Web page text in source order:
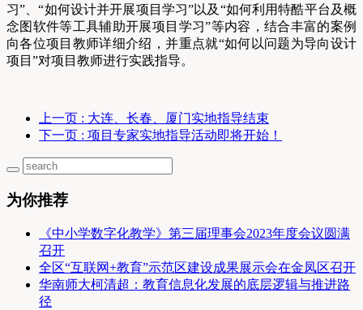
习”、“如何设计并开展项目学习”以及“如何利用特酷平台及概
念图软件等工具辅助开展项目学习”等内容，结合丰富的案例
向各位项目教师详细介绍，并重点就“如何以问题为导向设计
项目”对项目教师进行实践指导。
上一页 : 大连、长春、厦门实地指导结束
下一页 : 项目专家实地指导活动即将开始！
为你推荐
《中小学数字化教学》第三届理事会2023年度会议圆满
召开
全区“互联网+教育”示范区建设成果展示会在金凤区召开
华南师大柯清超：教育信息化发展的底层逻辑与推进路
径